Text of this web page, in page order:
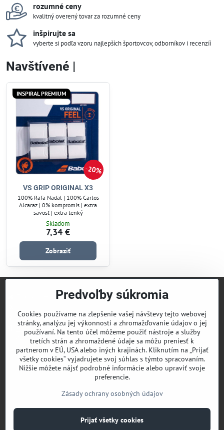
rozumné ceny
kvalitný overený tovar za rozumné ceny
inšpirujte sa
vyberte si podľa vzoru najlepších športovcov, odborníkov i recenzíí
Navštívené |
20%
INSPIRAL PREMIUM
VS GRIP ORIGINAL X3
100% Rafa Nadal | 100% Carlos
Alcaraz | 0% kompromis | extra
savosť | extra tenký
Skladom
7,34 €
Zobraziť
Titulka | Home
Mapa stránky
Obchodné podmienky
Cenník dopravy a platobné podmienky
Kontakt
©2026Copyright
Predvoľby súkromia
Cookies používame na zlepšenie vašej návštevy tejto webovej
stránky, analýzu jej výkonnosti a zhromažďovanie údajov o jej
používaní. Na tento účel môžeme použiť nástroje a služby
tretích strán a zhromaždené údaje sa môžu preniesť k
partnerom v EÚ, USA alebo iných krajinách. Kliknutím na „Prijať
všetky cookies“ vyjadrujete svoj súhlas s týmto spracovaním.
Nižšie môžete nájsť podrobné informácie alebo upraviť svoje
preferencie.
Zásady ochrany osobných údajov
Prijať všetky cookies